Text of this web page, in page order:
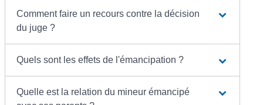
Comment faire un recours contre la décision
du juge ?
Quels sont les effets de l'émancipation ?
Quelle est la relation du mineur émancipé